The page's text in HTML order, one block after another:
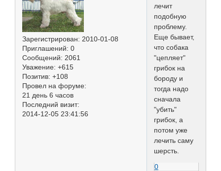
Зарегистрирован: 2010-01-08
Приглашений: 0
Сообщений: 2061
Уважение: +615
Позитив: +108
Провел на форуме:
21 день 6 часов
Последний визит:
2014-12-05 23:41:56
лечит
подобную
проблему.
Еще бывает,
что собака
"цепляет"
грибок на
бороду и
тогда надо
сначала
"убить"
грибок, а
потом уже
лечить саму
шерсть.
0